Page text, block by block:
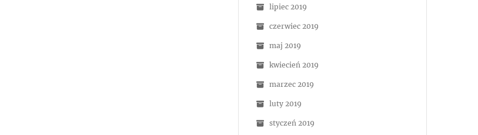
lipiec 2019
czerwiec 2019
maj 2019
kwiecień 2019
marzec 2019
luty 2019
styczeń 2019